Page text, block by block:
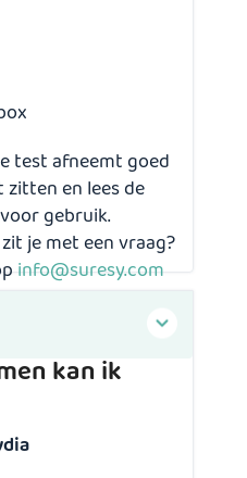
test afneemt goed
en lees de
gebruik.
je met een vraag?
info@suresy.com
kan ik